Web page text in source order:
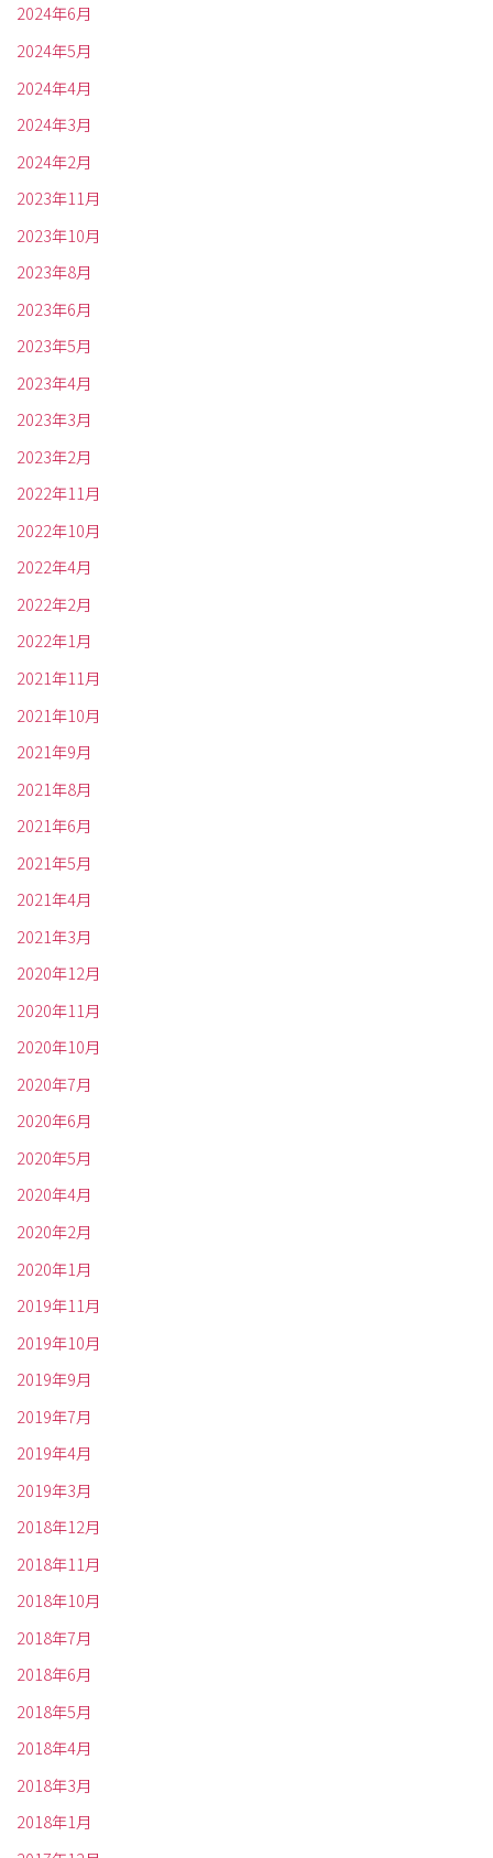
2024年6月
2024年5月
2024年4月
2024年3月
2024年2月
2023年11月
2023年10月
2023年8月
2023年6月
2023年5月
2023年4月
2023年3月
2023年2月
2022年11月
2022年10月
2022年4月
2022年2月
2022年1月
2021年11月
2021年10月
2021年9月
2021年8月
2021年6月
2021年5月
2021年4月
2021年3月
2020年12月
2020年11月
2020年10月
2020年7月
2020年6月
2020年5月
2020年4月
2020年2月
2020年1月
2019年11月
2019年10月
2019年9月
2019年7月
2019年4月
2019年3月
2018年12月
2018年11月
2018年10月
2018年7月
2018年6月
2018年5月
2018年4月
2018年3月
2018年1月